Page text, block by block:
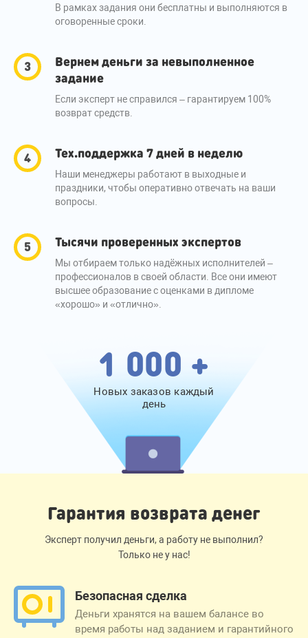
В рамках задания они бесплатны и выполняются в
оговоренные сроки.
Вернем деньги за невыполненное
задание
Если эксперт не справился – гарантируем 100%
возврат средств.
Тех.поддержка 7 дней в неделю
Наши менеджеры работают в выходные и
праздники, чтобы оперативно отвечать на ваши
вопросы.
Тысячи проверенных экспертов
Мы отбираем только надёжных исполнителей –
профессионалов в своей области. Все они имеют
высшее образование с оценками в дипломе
«хорошо» и «отлично».
1 000 +
Новых заказов каждый
день
Гарантия возврата денег
Эксперт получил деньги, а работу не выполнил?
Только не у нас!
Безопасная сделка
Деньги хранятся на вашем балансе во
время работы над заданием и гарантийного